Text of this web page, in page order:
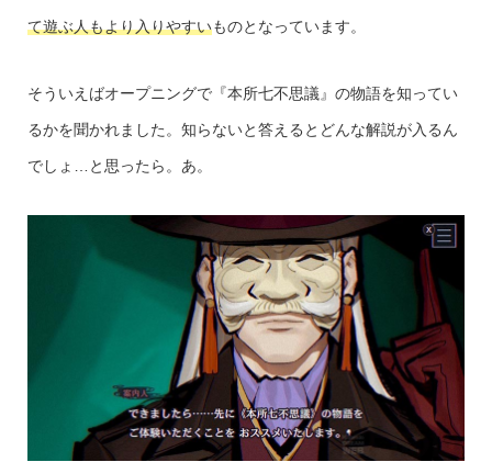
て遊ぶ人もより入りやすいものとなっています。
そういえばオープニングで『本所七不思議』の物語を知ってい
るかを聞かれました。知らないと答えるとどんな解説が入るん
でしょ…と思ったら。あ。